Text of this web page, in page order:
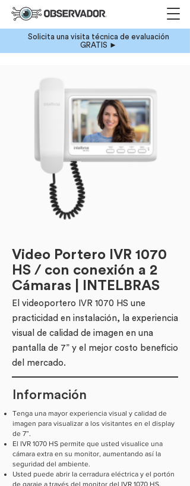
Solicita una visita técnica de evaluación
GRATIS ►
Video Portero IVR 1070
HS / con conexión a 2
Cámaras | INTELBRAS
El videoportero IVR 1070 HS une
practicidad en instalación, la experiencia
visual de calidad de imagen en una
pantalla de 7” y el mejor costo beneficio
del mercado.
Información
Tenga una mayor experiencia visual y calidad de
imagen para visualizar a los visitantes en el display
de 7”.
El IVR 1070 HS permite que usted visualice una
cámara extra en su monitor, aumentando así la
seguridad del ambiente.
Usted puede abrir la cerradura eléctrica y el portón
de garaje a través del monitor del IVR 1070 HS.